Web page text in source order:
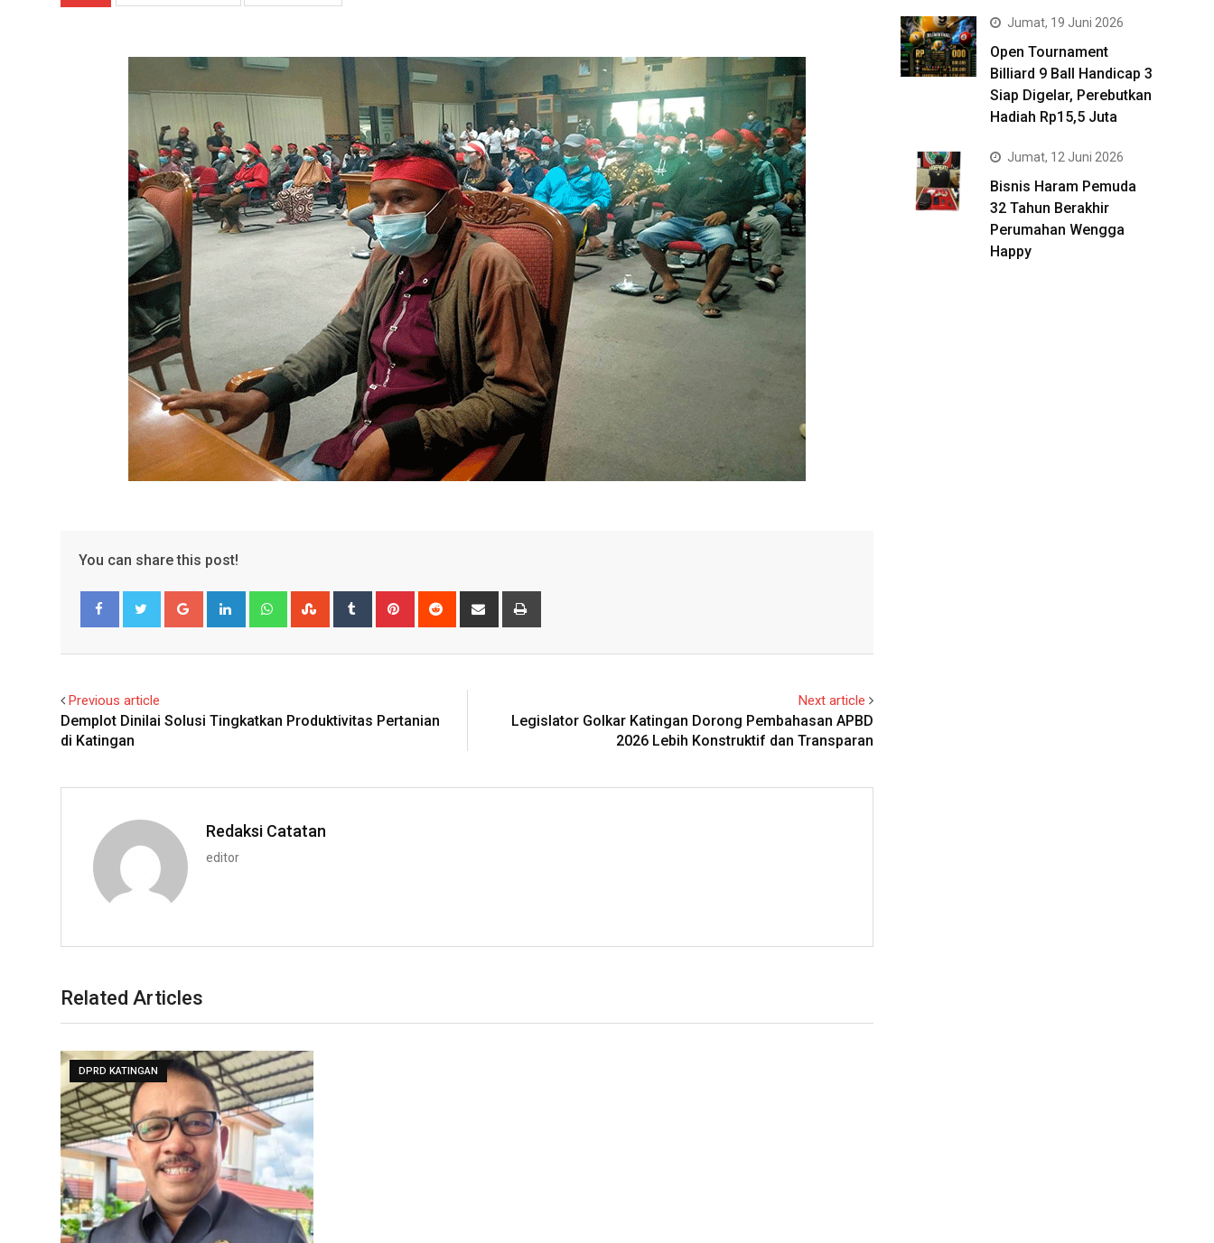
You can share this post!
Google+ LinkedIn WhatsappStumbleUpon
Tumblr Pinterest Reddit
Share
Previous article
Demplot Dinilai Solusi Tingkatkan Produktivitas Pertanian
di Katingan
Next article
Legislator Golkar Katingan Dorong Pembahasan APBD
2026 Lebih Konstruktif dan Transparan
Redaksi Catatan
editor
Related Articles
DPRD KATINGAN
Jumat, 19 Juni 2026
Open Tournament
Billiard 9 Ball Handicap 3
Siap Digelar, Perebutkan
Hadiah Rp15,5 Juta
Jumat, 12 Juni 2026
Bisnis Haram Pemuda
32 Tahun Berakhir
Perumahan Wengga
Happy